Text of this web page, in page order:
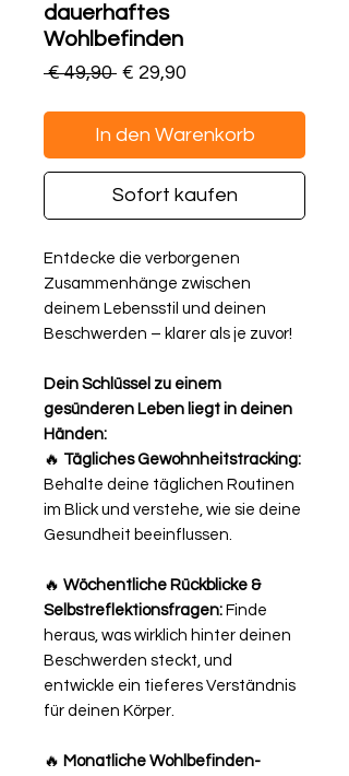
dauerhaftes
Wohlbefinden
€ 49,90 Standardpreis
€ 29,90
In den Warenkorb
Sofort kaufen
Entdecke die verborgenen
Zusammenhänge zwischen
deinem Lebensstil und deinen
Beschwerden – klarer als je zuvor!
Dein Schlüssel zu einem
gesünderen Leben liegt in deinen
Händen:
🔥 Tägliches Gewohnheitstracking:
Behalte deine täglichen Routinen
im Blick und verstehe, wie sie deine
Gesundheit beeinflussen.
🔥 Wöchentliche Rückblicke &
Selbstreflektionsfragen: Finde
heraus, was wirklich hinter deinen
Beschwerden steckt, und
entwickle ein tieferes Verständnis
für deinen Körper.
🔥 Monatliche Wohlbefinden-